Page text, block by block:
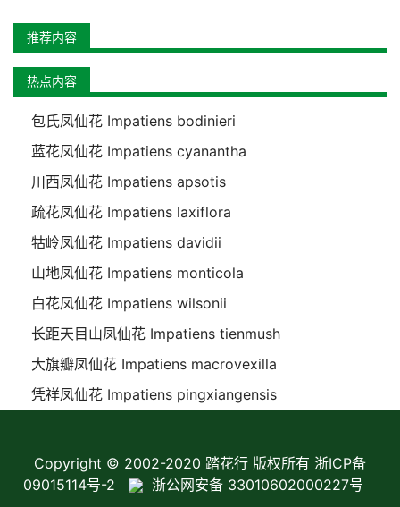
推荐内容
热点内容
包氏凤仙花 Impatiens bodinieri
蓝花凤仙花 Impatiens cyanantha
川西凤仙花 Impatiens apsotis
疏花凤仙花 Impatiens laxiflora
牯岭凤仙花 Impatiens davidii
山地凤仙花 Impatiens monticola
白花凤仙花 Impatiens wilsonii
长距天目山凤仙花 Impatiens tienmush
大旗瓣凤仙花 Impatiens macrovexilla
凭祥凤仙花 Impatiens pingxiangensis
Copyright © 2002-2020 踏花行 版权所有 浙ICP备
09015114号-2
浙公网安备 33010602000227号